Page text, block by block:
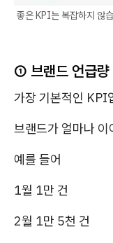
좋은 KPI는 복잡하지 않
① 브랜드 언급량
가장 기본적인 KPI
브랜드가 얼마나
예를 들어
1월 1만 건
2월 1만 5천 건